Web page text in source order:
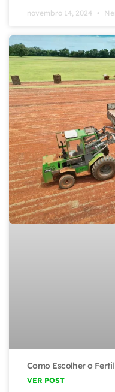
novembro 14, 2024
Como Escolher o
VER POST